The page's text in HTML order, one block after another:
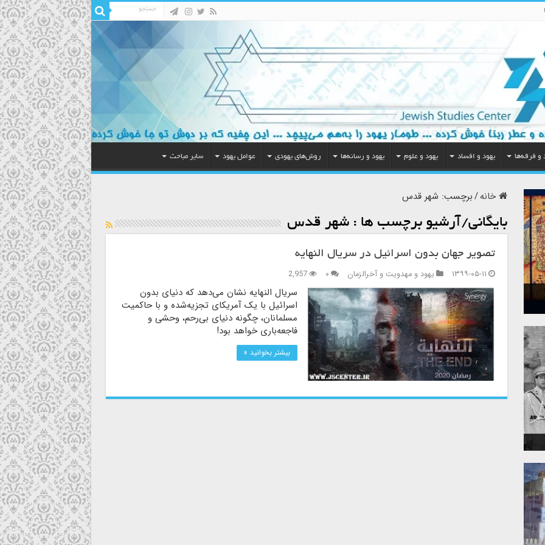
و فرقه‌ها یهود و افساد یهود و علوم یهود و رسانه‌ها روش‌های یهودی عوامل یهود سایر مباحث
خانه/برچسب: شهر قدس
بایگانی/آرشیو برچسب ها :شهر قدس
تصویر جهان بدون اسرائیل در سریال النهایه
۱۳۹۹-۰۵-۱۱
یهود و مهدویت و آخرالزمان ۰ 2,957
سریال النهایه نشان می‌دهد که دنیای بدون
اسرائیل با یک آمریکای تجزیه‌شده و با حاکمیت
مسلمانان، چگونه دنیای بی‌رحم، وحشی و
فاجعه‌باری خواهد بود!
بیشتر بخوانید »